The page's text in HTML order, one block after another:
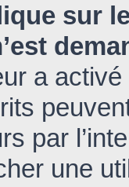
sur
a
par
une